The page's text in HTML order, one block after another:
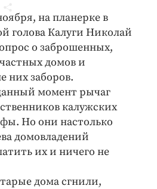
и ЖКХна планерке в
голова Калуги Николай
о заброшенных,
домов и
них заборов.
момент рычаг
калужских
Но они настолько
домовладений
их и ничего не
дома сгнили,